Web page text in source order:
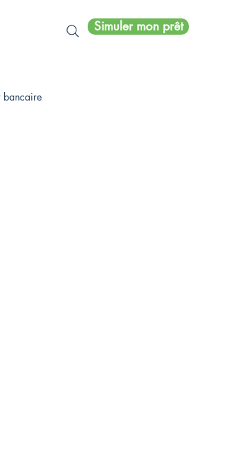
Simuler mon prêt
bancaire